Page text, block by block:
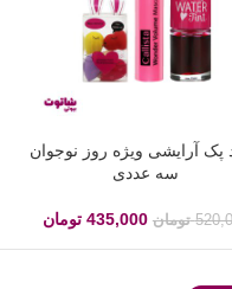
پک آرایشی ویژه روز نوجوان
سه عددی
تومان 435,000 تومان